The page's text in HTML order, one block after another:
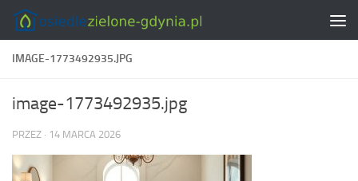
Skip to content
IMAGE-1773492935.JPG
image-1773492935.jpg
PRZEZ · 14 MARCA 2026